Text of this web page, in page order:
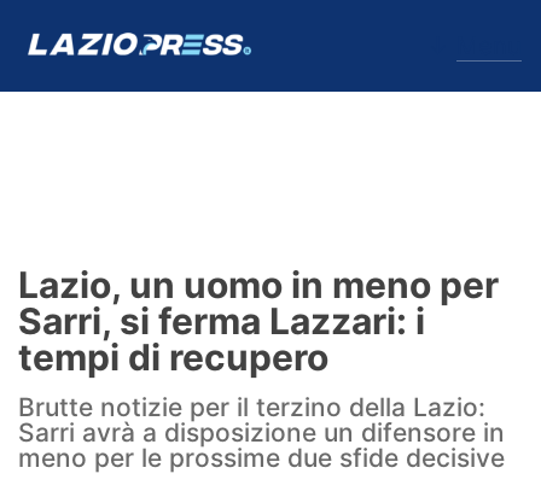
Formello
Infortuni
Primavera
Calciomercato
Lazio, un uomo in meno per
Sarri, si ferma Lazzari: i
tempi di recupero
Brutte notizie per il terzino della Lazio:
Sarri avrà a disposizione un difensore in
meno per le prossime due sfide decisive